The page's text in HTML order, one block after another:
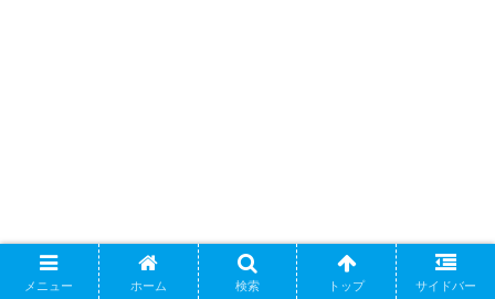
メニュー ホーム 検索 トップ サイドバー